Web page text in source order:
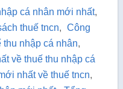
cá nhân mới nhất,
thuế tncn, Công
nhập cá nhân,
về thuế thu nhập cá
nhất về thuế tncn,